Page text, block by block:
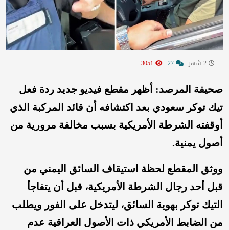
‏صحيفة المرصد: أظهر مقطع فيديو جديد ردة فعل
تيك توكر سعودي بعد اكتشافه أن قائد المركبة الذي
أوقفته الشرطة الأمريكية بسبب مخالفة مرورية من
أصول يمنية.
‏ووثق المقطع لحظة استيقاف السائق اليمني من
قبل أحد رجال الشرطة الأمريكية، قبل أن يتفاجأ
التيك توكر بهوية السائق، ليتدخل على الفور ويطلب
من الضابط الأمريكي ذات الأصول العراقية عدم